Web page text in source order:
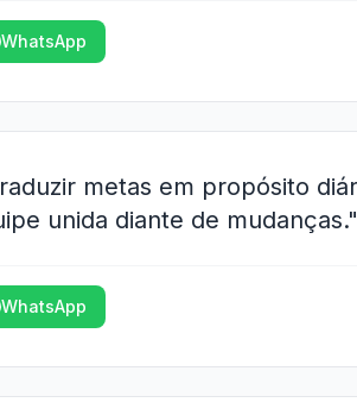
WhatsApp
metas em propósito
unida diante de mudanças."
WhatsApp